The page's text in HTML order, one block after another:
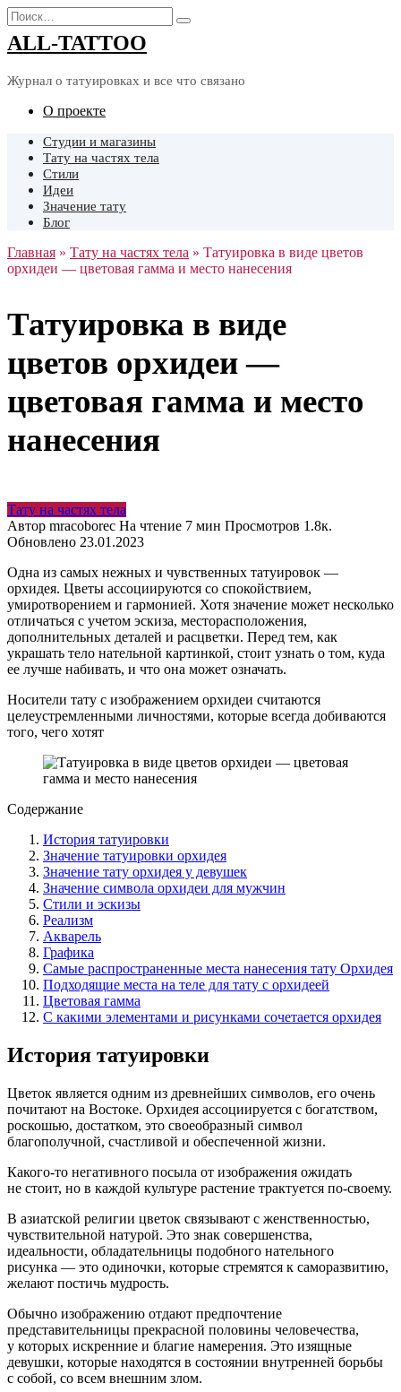
Перейти
к
содержанию
Search
for:
ALL-TATTOO
Журнал о татуировках и все что связано
О проекте
Cтудии и магазины
Тату на частях тела
Стили
Идеи
Значение тату
Блог
Главная » Тату на частях тела » Татуировка в виде цветов
орхидеи — цветовая гамма и место нанесения
Татуировка в виде
цветов орхидеи —
цветовая гамма и место
нанесения
Тату на частях тела
Автор mracoborec На чтение 7 мин Просмотров 1.8к.
Обновлено 23.01.2023
Одна из самых нежных и чувственных татуировок —
орхидея. Цветы ассоциируются со спокойствием,
умиротворением и гармонией. Хотя значение может несколько
отличаться с учетом эскиза, месторасположения,
дополнительных деталей и расцветки. Перед тем, как
украшать тело нательной картинкой, стоит узнать о том, куда
ее лучше набивать, и что она может означать.
Носители тату с изображением орхидеи считаются
целеустремленными личностями, которые всегда добиваются
того, чего хотят
Содержание
История татуировки
Значение татуировки орхидея
Значение тату орхидея у девушек
Значение символа орхидеи для мужчин
Стили и эскизы
Реализм
Акварель
Графика
Самые распространенные места нанесения тату Орхидея
Подходящие места на теле для тату с орхидеей
Цветовая гамма
С какими элементами и рисунками сочетается орхидея
История татуировки
Цветок является одним из древнейших символов, его очень
почитают на Востоке. Орхидея ассоциируется с богатством,
роскошью, достатком, это своеобразный символ
благополучной, счастливой и обеспеченной жизни.
Какого-то негативного посыла от изображения ожидать
не стоит, но в каждой культуре растение трактуется по-своему.
В азиатской религии цветок связывают с женственностью,
чувствительной натурой. Это знак совершенства,
идеальности, обладательницы подобного нательного
рисунка — это одиночки, которые стремятся к саморазвитию,
желают постичь мудрость.
Обычно изображению отдают предпочтение
представительницы прекрасной половины человечества,
у которых искренние и благие намерения. Это изящные
девушки, которые находятся в состоянии внутренней борьбы
с собой, со всем внешним злом.